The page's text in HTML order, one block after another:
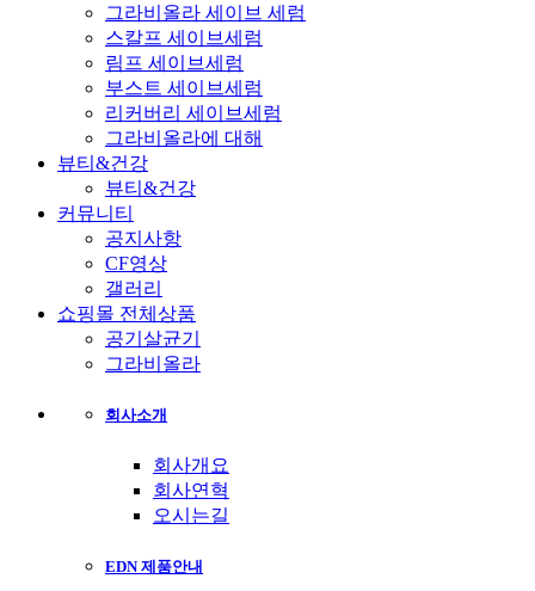
그라비올라 세이브 세럼
스칼프 세이브세럼
림프 세이브세럼
부스트 세이브세럼
리커버리 세이브세럼
그라비올라에 대해
뷰티&건강
뷰티&건강
커뮤니티
공지사항
CF영상
갤러리
쇼핑몰 전체상품
공기살균기
그라비올라
회사소개
회사개요
회사연혁
오시는길
EDN 제품안내